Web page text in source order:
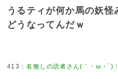
うるティが何か馬の妖怪
どうなってんだｗ
413 ：名無しの読者さん(｀・ω・´)